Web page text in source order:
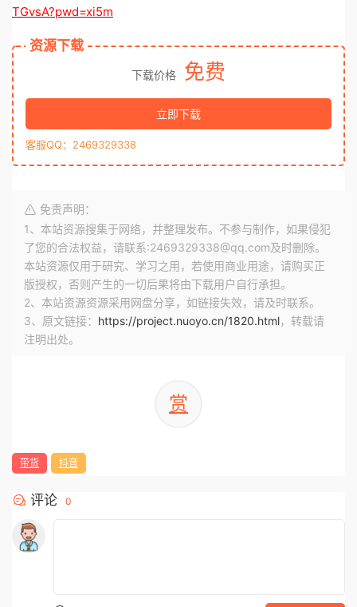
TGvsA?pwd=xi5m
资源下载
下载价格 免费
立即下载
客服QQ：2469329338
免责声明：
1、本站资源搜集于网络，并整理发布。不参与制作，如果侵犯
了您的合法权益，请联系:2469329338@qq.com及时删除。
本站资源仅用于研究、学习之用，若使用商业用途，请购买正
版授权，否则产生的一切后果将由下载用户自行承担。
2、本站资源资源采用网盘分享，如链接失效，请及时联系。
3、原文链接： https://project.nuoyo.cn/1820.html，转载请
注明出处。
赏
带货 抖音
评论 0